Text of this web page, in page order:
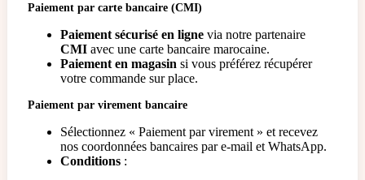
Paiement par carte bancaire (CMI)
Paiement sécurisé en ligne via notre partenaire
CMI avec une carte bancaire marocaine.
Paiement en magasin si vous préférez récupérer
votre commande sur place.
Paiement par virement bancaire
Sélectionnez « Paiement par virement » et recevez
nos coordonnées bancaires par e-mail et WhatsApp.
Conditions :